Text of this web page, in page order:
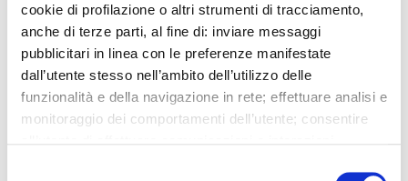
cookie di profilazione o altri strumenti di tracciamento,
anche di terze parti, al fine di: inviare messaggi
pubblicitari in linea con le preferenze manifestate
dall’utente stesso nell’ambito dell’utilizzo delle
funzionalità e della navigazione in rete; effettuare analisi e
monitoraggio dei comportamenti dell’utente; consentire
(2,6,10/2)
Giampaolo Baldin(4,8/2)
Un doganiere Emanuele Pedrini(2,6,10/2)
Enzo Borghetti(4,8/2)
Orchestra e Coro del Teatro La Fenice